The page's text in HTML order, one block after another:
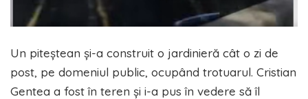
Un piteștean și-a construit o jardinieră cât o zi de
post, pe domeniul public, ocupând trotuarul. Cristian
Gentea a fost în teren și i-a pus în vedere să îl